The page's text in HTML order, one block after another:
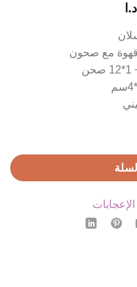
د.ا
مع صحون